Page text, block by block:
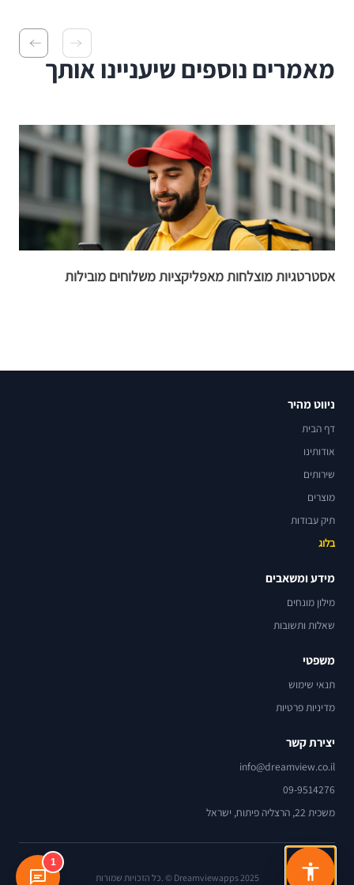
מאמרים נוספים שיעניינו אותך
אסטרטגיות מוצלחות מאפליקציות משלוחים מובילות
ניווט מהיר
דף הבית
אודותינו
שירותים
מוצרים
תיק עבודות
בלוג
מידע ומשאבים
מילון מונחים
שאלות ותשובות
משפטי
תנאי שימוש
מדיניות פרטיות
יצירת קשר
info@dreamview.co.il
09-9514276
משכית 22, הרצליה פיתוח, ישראל
Dreamviewapps 2025 © .כל הזכויות שמורות
1